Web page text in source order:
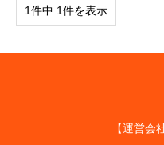
1件中 1件を表示
【運営会